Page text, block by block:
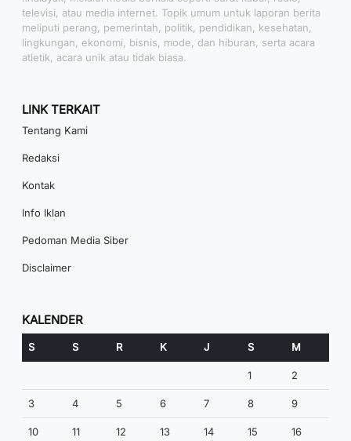
televisi, atau media internet. Topik umum untuk laporan berita
meliputi perang, pemerintah, politik, pendidikan, kesehatan,
lingkungan, ekonomi, bisnis, mode, dan hiburan, serta acara
atletik, acara unik atau tidak biasa.
LINK TERKAIT
Tentang Kami
Redaksi
Kontak
Info Iklan
Pedoman Media Siber
Disclaimer
KALENDER
S S R K J S M
1 2
3 4 5 6 7 8 9
10 11 12 13 14 15 16